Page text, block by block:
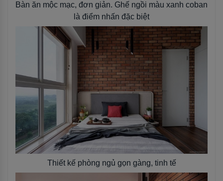
Bàn ăn mộc mạc, đơn giản. Ghế ngồi màu xanh coban
là điểm nhấn đặc biệt
Thiết kế phòng ngủ gọn gàng, tinh tế